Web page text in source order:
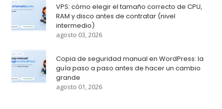
VPS: cómo elegir el tamaño correcto de CPU,
RAM y disco antes de contratar (nivel
intermedio)
agosto 03, 2026
Copia de seguridad manual en WordPress: la
guía paso a paso antes de hacer un cambio
grande
agosto 01, 2026